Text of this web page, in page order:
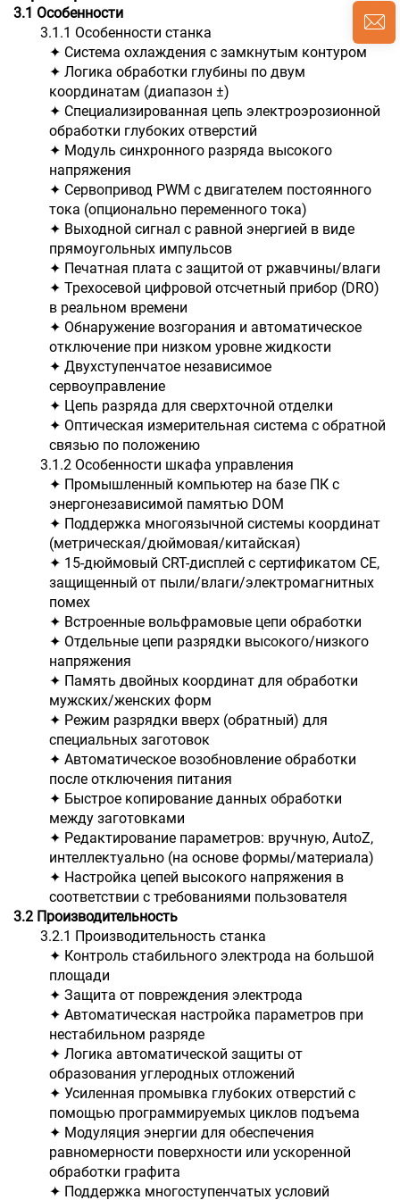
3.1 Особенности
3.1.1 Особенности станка
✦ Система охлаждения с замкнутым контуром
✦ Логика обработки глубины по двум
координатам (диапазон ±)
✦ Специализированная цепь электроэрозионной
обработки глубоких отверстий
✦ Модуль синхронного разряда высокого
напряжения
✦ Сервопривод PWM с двигателем постоянного
тока (опционально переменного тока)
✦ Выходной сигнал с равной энергией в виде
прямоугольных импульсов
✦ Печатная плата с защитой от ржавчины/влаги
✦ Трехосевой цифровой отсчетный прибор (DRO)
в реальном времени
✦ Обнаружение возгорания и автоматическое
отключение при низком уровне жидкости
✦ Двухступенчатое независимое
сервоуправление
✦ Цепь разряда для сверхточной отделки
✦ Оптическая измерительная система с обратной
связью по положению
3.1.2 Особенности шкафа управления
✦ Промышленный компьютер на базе ПК с
энергонезависимой памятью DOM
✦ Поддержка многоязычной системы координат
(метрическая/дюймовая/китайская)
✦ 15-дюймовый CRT-дисплей с сертификатом CE,
защищенный от пыли/влаги/электромагнитных
помех
✦ Встроенные вольфрамовые цепи обработки
✦ Отдельные цепи разрядки высокого/низкого
напряжения
✦ Память двойных координат для обработки
мужских/женских форм
✦ Режим разрядки вверх (обратный) для
специальных заготовок
✦ Автоматическое возобновление обработки
после отключения питания
✦ Быстрое копирование данных обработки
между заготовками
✦ Редактирование параметров: вручную, AutoZ,
интеллектуально (на основе формы/материала)
✦ Настройка цепей высокого напряжения в
соответствии с требованиями пользователя
3.2 Производительность
3.2.1 Производительность станка
✦ Контроль стабильного электрода на большой
площади
✦ Защита от повреждения электрода
✦ Автоматическая настройка параметров при
нестабильном разряде
✦ Логика автоматической защиты от
образования углеродных отложений
✦ Усиленная промывка глубоких отверстий с
помощью программируемых циклов подъема
✦ Модуляция энергии для обеспечения
равномерности поверхности или ускоренной
обработки графита
✦ Поддержка многоступенчатых условий